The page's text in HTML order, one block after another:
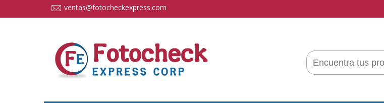
ventas@fotocheckexpress.com